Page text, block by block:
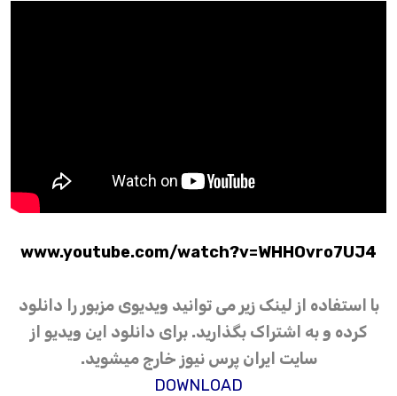
www.youtube.com/watch?v=WHHOvro7UJ4
با استفاده از لینک زیر می توانید ویدیوی مزبور را دانلود
کرده و به اشتراک بگذارید. برای دانلود این ویدیو از
سایت ایران پرس نیوز خارج میشوید.
DOWNLOAD